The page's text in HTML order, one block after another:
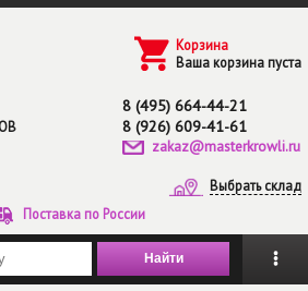
8 (495) 664-44-21
8 (926) 609-41-61
zakaz@masterkrowli.ru
Выбрать склад
Поставка по России
Корзина
Ваша корзина пуста
поиска